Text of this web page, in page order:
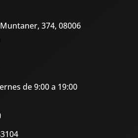
374, 08006
de 9:00 a 19:00